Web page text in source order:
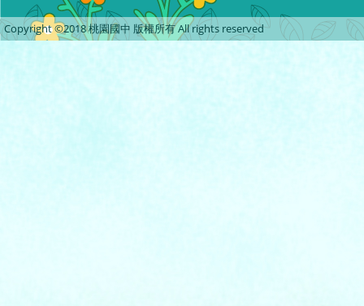
Copyright ©2018 桃園國中 版權所有 All rights reserved